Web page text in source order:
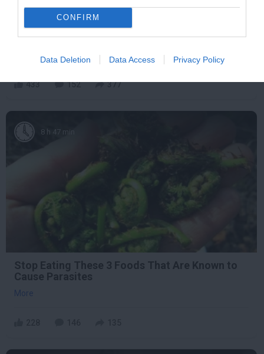
CONFIRM
Data Deletion Data Access Privacy Policy
One Teaspoon And All The Worms In The Body
Die Instantly
433 152 377
8 h 47 min
Stop Eating These 3 Foods That Are Known to
Cause Parasites
More